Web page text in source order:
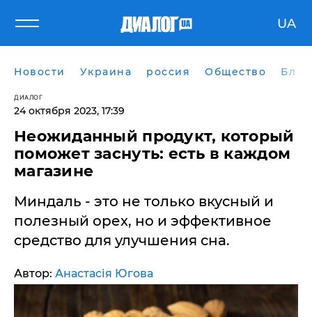
UA
Новости Украина россия Общество
ДИАЛОГ
24 октября 2023, 17:39
Неожиданный продукт, который
поможет заснуть: есть в каждом
магазине
​Миндаль - это не только вкусный и
полезный орех, но и эффективное
средство для улучшения сна.
Автор: Анастасія Югова